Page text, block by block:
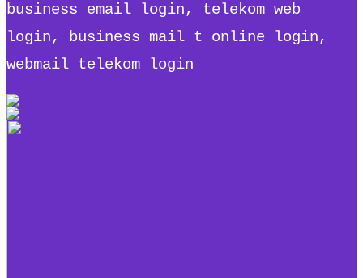
business email login, telekom web
login, business mail t online login,
webmail telekom login